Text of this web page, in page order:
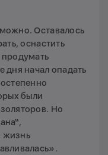
Оставалось
оснастить
дня начал опадать
были
Но
жизнь